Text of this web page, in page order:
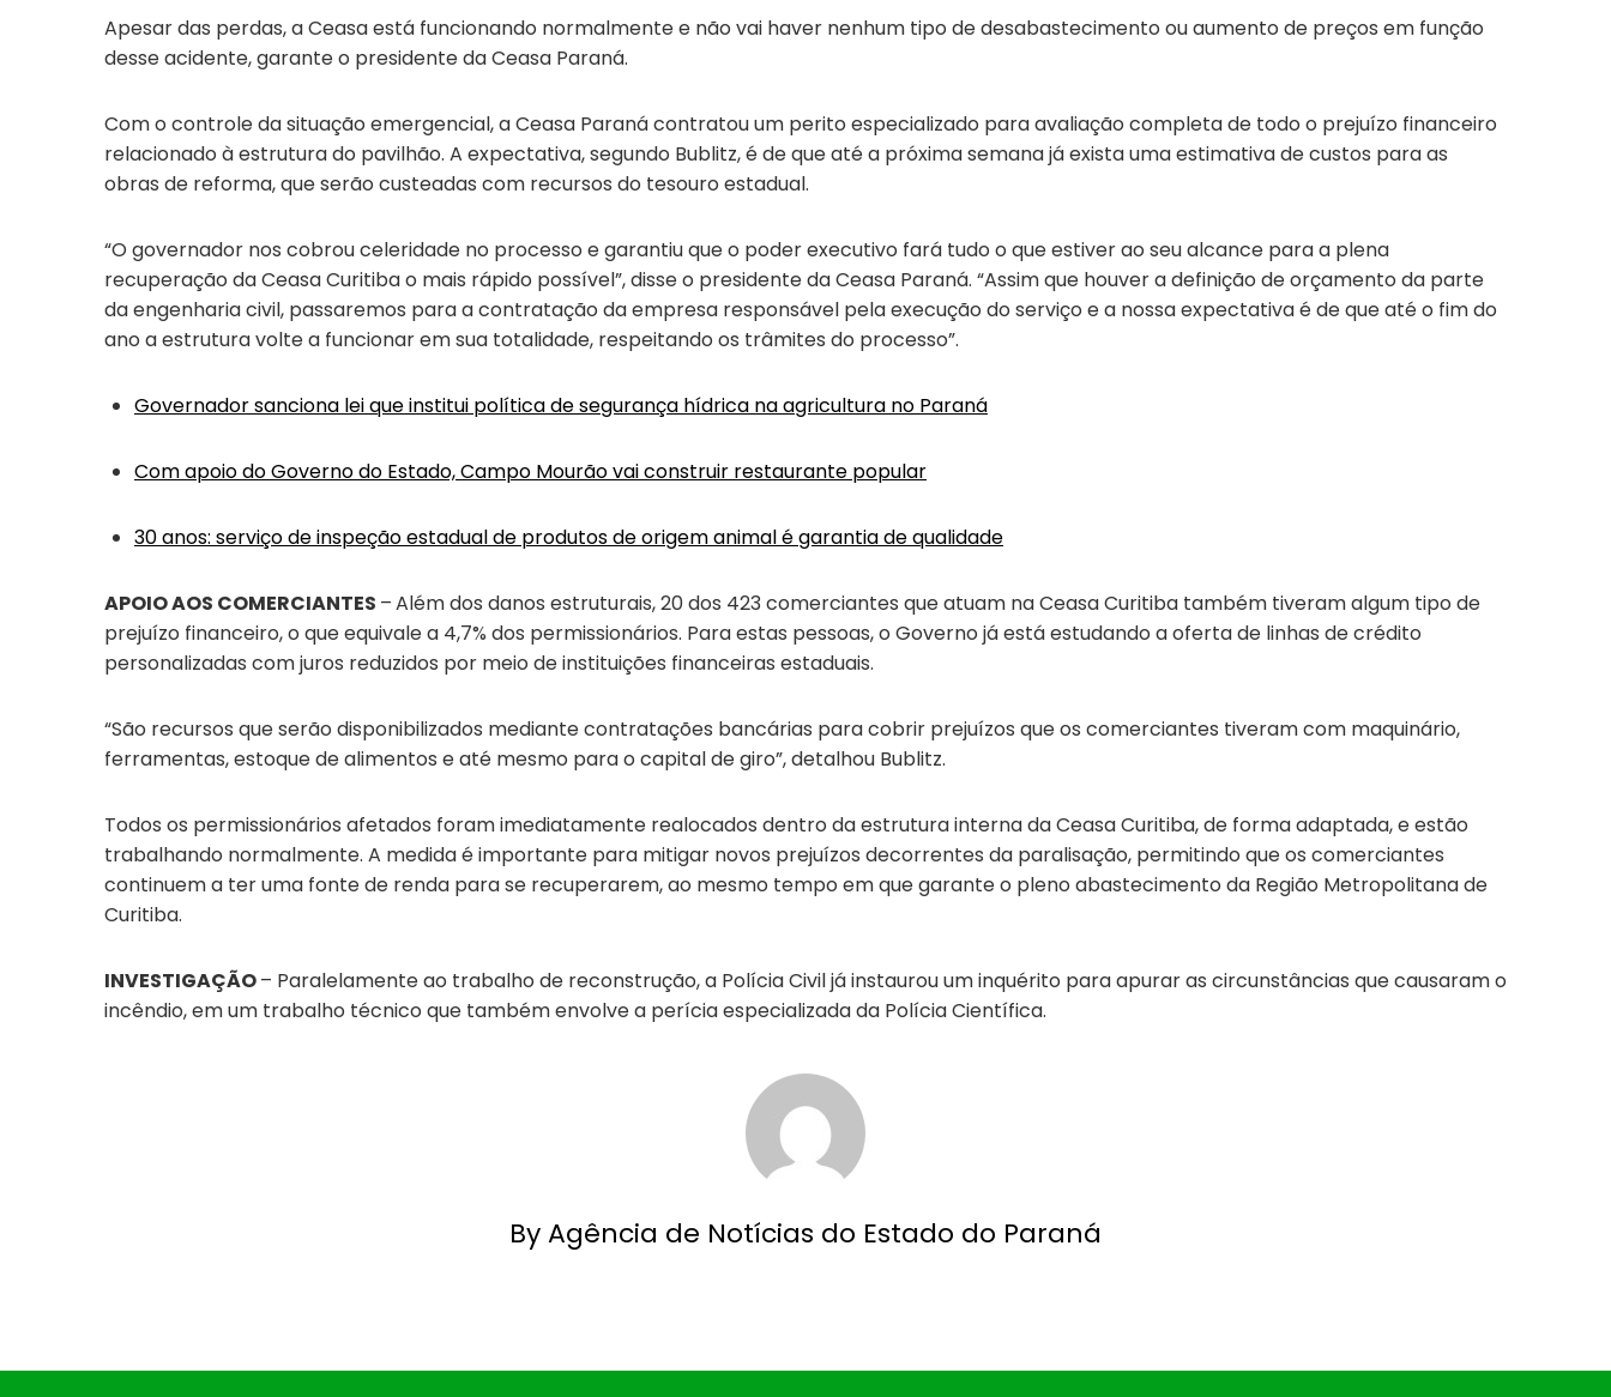
Apesar das perdas, a Ceasa está funcionando normalmente e não vai haver nenhum tipo de desabastecimento ou aumento de preços em função
desse acidente, garante o presidente da Ceasa Paraná.
Com o controle da situação emergencial, a Ceasa Paraná contratou um perito especializado para avaliação completa de todo o prejuízo financeiro
relacionado à estrutura do pavilhão. A expectativa, segundo Bublitz, é de que até a próxima semana já exista uma estimativa de custos para as
obras de reforma, que serão custeadas com recursos do tesouro estadual.
“O governador nos cobrou celeridade no processo e garantiu que o poder executivo fará tudo o que estiver ao seu alcance para a plena
recuperação da Ceasa Curitiba o mais rápido possível”, disse o presidente da Ceasa Paraná. “Assim que houver a definição de orçamento da parte
da engenharia civil, passaremos para a contratação da empresa responsável pela execução do serviço e a nossa expectativa é de que até o fim do
ano a estrutura volte a funcionar em sua totalidade, respeitando os trâmites do processo”.
Governador sanciona lei que institui política de segurança hídrica na agricultura no Paraná
Com apoio do Governo do Estado, Campo Mourão vai construir restaurante popular
30 anos: serviço de inspeção estadual de produtos de origem animal é garantia de qualidade
APOIO AOS COMERCIANTES –Além dos danos estruturais, 20 dos 423 comerciantes que atuam na Ceasa Curitiba também tiveram algum tipo de
prejuízo financeiro, o que equivale a 4,7% dos permissionários. Para estas pessoas, o Governo já está estudando a oferta de linhas de crédito
personalizadas com juros reduzidos por meio de instituições financeiras estaduais.
“São recursos que serão disponibilizados mediante contratações bancárias para cobrir prejuízos que os comerciantes tiveram com maquinário,
ferramentas, estoque de alimentos e até mesmo para o capital de giro”, detalhou Bublitz.
Todos os permissionários afetados foram imediatamente realocados dentro da estrutura interna da Ceasa Curitiba, de forma adaptada, e estão
trabalhando normalmente. A medida é importante para mitigar novos prejuízos decorrentes da paralisação, permitindo que os comerciantes
continuem a ter uma fonte de renda para se recuperarem, ao mesmo tempo em que garante o pleno abastecimento da Região Metropolitana de
Curitiba.
INVESTIGAÇÃO– Paralelamente ao trabalho de reconstrução, a Polícia Civil já instaurou um inquérito para apurar as circunstâncias que causaram o
incêndio, em um trabalho técnico que também envolve a perícia especializada da Polícia Científica.
By Agência de Notícias do Estado do Paraná